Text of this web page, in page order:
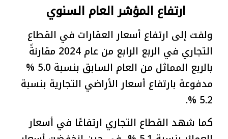
ارتفاع المؤشر العام السنوي
ولفت إلى ارتفاع أسعار العقارات في القطاع
التجاري في الربع الرابع من عام 2024 مقارنةً
بالربع المماثل من العام السابق بنسبة 5.0 %
مدفوعة بارتفاع أسعار الأراضي التجارية بنسبة
5.2 %.
كما شهد القطاع التجاري ارتفاعًا في أسعار